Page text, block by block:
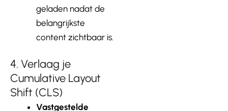
geladen nadat de
belangrijkste
content zichtbaar is.
4. Verlaag je
Cumulative Layout
Shift (CLS)
Vastgestelde